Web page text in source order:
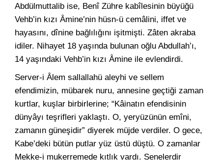
Abdülmuttalib ise, Benî Zühre kabîlesinin büyüğü
Vehb’in kızı Âmine’nin hüsn-ü cemâlini, iffet ve
hayasını, dînine bağlılığını işitmişti. Zâten akraba
idiler. Nihayet 18 yaşında bulunan oğlu Abdullah’ı,
14 yaşındaki Vehb’in kızı Âmine ile evlendirdi.
Server-i Âlem sallallahü aleyhi ve sellem
efendimizin, mübarek nuru, annesine geçtiği zaman
kurtlar, kuşlar birbirlerine; “Kâinatın efendisinin
dünyâyı teşrifleri yaklaştı. O, yeryüzünün emîni,
zamanın güneşidir” diyerek müjde verdiler. O gece,
Kabe’deki bütün putlar yüz üstü düştü. O zamanlar
Mekke-i mukerremede kıtlık vardı. Senelerdir